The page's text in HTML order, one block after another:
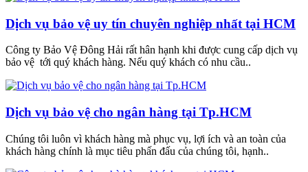
Dịch vụ bảo vệ uy tín chuyên nghiệp nhất tại HCM
Công ty Bảo Vệ Đông Hải rất hân hạnh khi được cung cấp dịch vụ
bảo vệ tới quý khách hàng. Nếu quý khách có nhu cầu..
Dịch vụ bảo vệ cho ngân hàng tại Tp.HCM
Chúng tôi luôn vì khách hàng mà phục vụ, lợi ích và an toàn của
khách hàng chính là mục tiêu phấn đấu của chúng tôi, hạnh..